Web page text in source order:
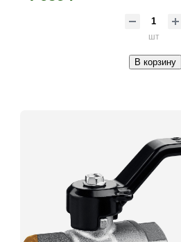
шт
В корзину